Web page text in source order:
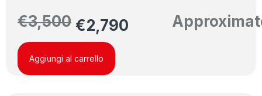
€3,500 €2,790
Aggiungi al carrello